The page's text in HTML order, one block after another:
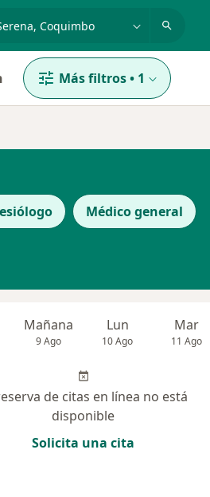
Más filtros• 1
Médico general
Mañana
9 Ago
Lun
10 Ago
Mar
11 Ago
de citas en línea no está
disponible
Solicita una cita